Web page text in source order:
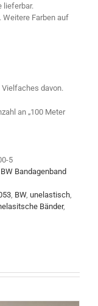
lieferbar.
Weitere Farben auf
davon.
an „100 Meter
5
BW Bandagenband
BW, unelastisch
Bänder,